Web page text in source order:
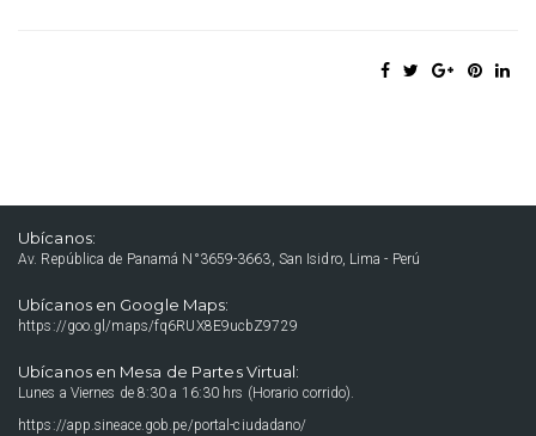
Ubícanos:
Av. República de Panamá N°3659-3663, San Isidro, Lima - Perú
Ubícanos en Google Maps:
https://goo.gl/maps/fq6RUX8E9ucbZ9729
Ubícanos en Mesa de Partes Virtual:
Lunes a Viernes de 8:30 a 16:30 hrs (Horario corrido).
https://app.sineace.gob.pe/portal-ciudadano/